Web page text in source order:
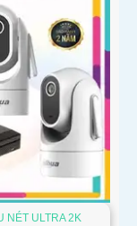
NÉT ULTRA 2K